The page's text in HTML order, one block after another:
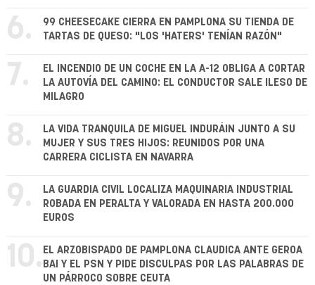
6.
99 CHEESECAKE CIERRA EN PAMPLONA SU TIENDA DE
TARTAS DE QUESO: "LOS 'HATERS' TENÍAN RAZÓN"
7.
EL INCENDIO DE UN COCHE EN LA A-12 OBLIGA A CORTAR
LA AUTOVÍA DEL CAMINO: EL CONDUCTOR SALE ILESO DE
MILAGRO
8.
LA VIDA TRANQUILA DE MIGUEL INDURÁIN JUNTO A SU
MUJER Y SUS TRES HIJOS: REUNIDOS POR UNA
CARRERA CICLISTA EN NAVARRA
9.
LA GUARDIA CIVIL LOCALIZA MAQUINARIA INDUSTRIAL
ROBADA EN PERALTA Y VALORADA EN HASTA 200.000
EUROS
10. EL ARZOBISPADO DE PAMPLONA CLAUDICA ANTE GEROA
BAI Y EL PSN Y PIDE DISCULPAS POR LAS PALABRAS DE
UN PÁRROCO SOBRE CEUTA